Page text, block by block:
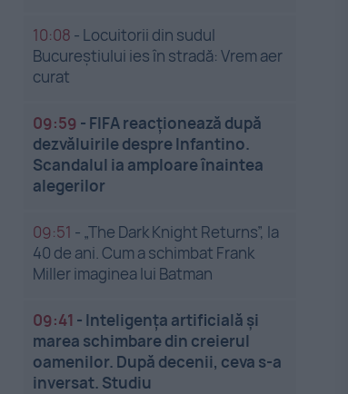
10:08 - Locuitorii din sudul
Bucureștiului ies în stradă: Vrem aer
curat
09:59 - FIFA reacționează după
dezvăluirile despre Infantino.
Scandalul ia amploare înaintea
alegerilor
09:51 - „The Dark Knight Returns”, la
40 de ani. Cum a schimbat Frank
Miller imaginea lui Batman
09:41 - Inteligența artificială și
marea schimbare din creierul
oamenilor. După decenii, ceva s-a
inversat. Studiu